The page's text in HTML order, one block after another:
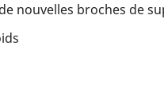
nouvelles broches de